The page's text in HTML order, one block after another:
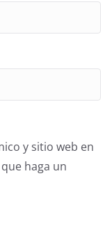
y sitio web en
haga un